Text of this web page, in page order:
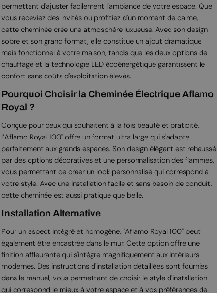
permettant d'ajuster facilement l’ambiance de votre espace. Que
vous receviez des invités ou profitiez d'un moment de calme,
cette cheminée crée une atmosphère luxueuse. Avec son design
sobre et son grand format, elle constitue un ajout dramatique
mais fonctionnel à votre maison, tandis que les deux options de
chauffage et la technologie LED écoénergétique garantissent le
confort sans coûts d'exploitation élevés.
Pourquoi Choisir la Cheminée Électrique Aflamo
Royal ?
Conçue pour ceux qui souhaitent à la fois beauté et praticité,
l’Aflamo Royal 100" offre un format ultra large qui s'adapte
parfaitement aux grands espaces. Son design élégant est rehaussé
par des options décoratives et une personnalisation des flammes,
vous permettant de créer un look personnalisé qui correspond à
votre style. Avec une installation facile et sans besoin de conduit,
cette cheminée est aussi pratique que belle.
Installation Alternative
Pour un aspect intégré et homogène, l'Aflamo Royal 100" peut
également être encastrée dans le mur. Cette option offre une
finition affleurante qui s'intègre magnifiquement aux intérieurs
modernes. Des instructions d'installation détaillées sont fournies
dans le manuel, vous permettant de choisir le style d'installation
qui correspond le mieux à votre espace et à vos préférences de